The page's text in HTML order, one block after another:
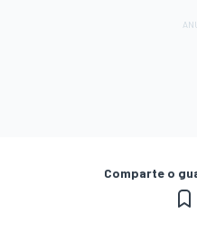
Comparte o